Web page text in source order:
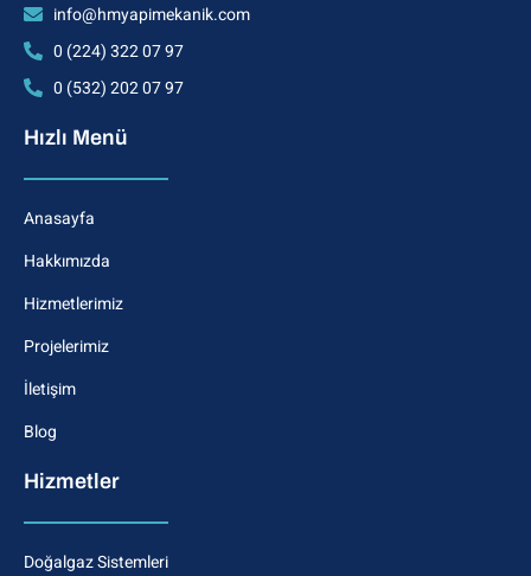
info@hmyapimekanik.com
0 (224) 322 07 97
0 (532) 202 07 97
Hızlı Menü
Anasayfa
Hakkımızda
Hizmetlerimiz
Projelerimiz
İletişim
Blog
Hizmetler
Doğalgaz Sistemleri